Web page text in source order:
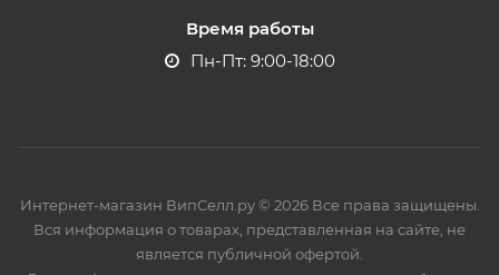
Время работы
Пн-Пт: 9:00-18:00
Интернет-магазин ВипСелл.ру © 2026 Все права защищены.
Вся информация о товарах, представленная на сайте, не
является публичной офертой.